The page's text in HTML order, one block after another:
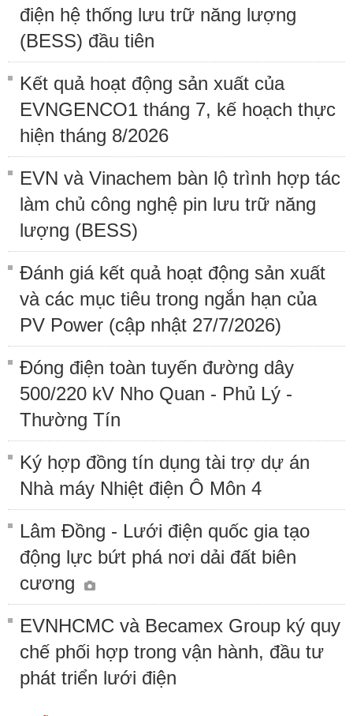
điện hệ thống lưu trữ năng lượng
(BESS) đầu tiên
Kết quả hoạt động sản xuất của
EVNGENCO1 tháng 7, kế hoạch thực
hiện tháng 8/2026
EVN và Vinachem bàn lộ trình hợp tác
làm chủ công nghệ pin lưu trữ năng
lượng (BESS)
Đánh giá kết quả hoạt động sản xuất
và các mục tiêu trong ngắn hạn của
PV Power (cập nhật 27/7/2026)
Đóng điện toàn tuyến đường dây
500/220 kV Nho Quan - Phủ Lý -
Thường Tín
Ký hợp đồng tín dụng tài trợ dự án
Nhà máy Nhiệt điện Ô Môn 4
Lâm Đồng - Lưới điện quốc gia tạo
động lực bứt phá nơi dải đất biên
cương
EVNHCMC và Becamex Group ký quy
chế phối hợp trong vận hành, đầu tư
phát triển lưới điện